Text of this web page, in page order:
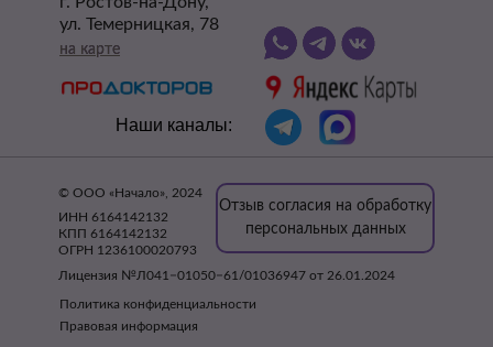
Отзыв согласия на обработку
персональных данных
Политика конфиденциальности
Правовая информация
ул. Темерницкая, 78
на карте
на карте
© ООО «Начало», 2024
ИНН 6164142132
КПП 6164142132
ОГРН 1236100020793
Лицензия №Л041−01050−61/01036947 от 26.01.2024
Наши каналы: